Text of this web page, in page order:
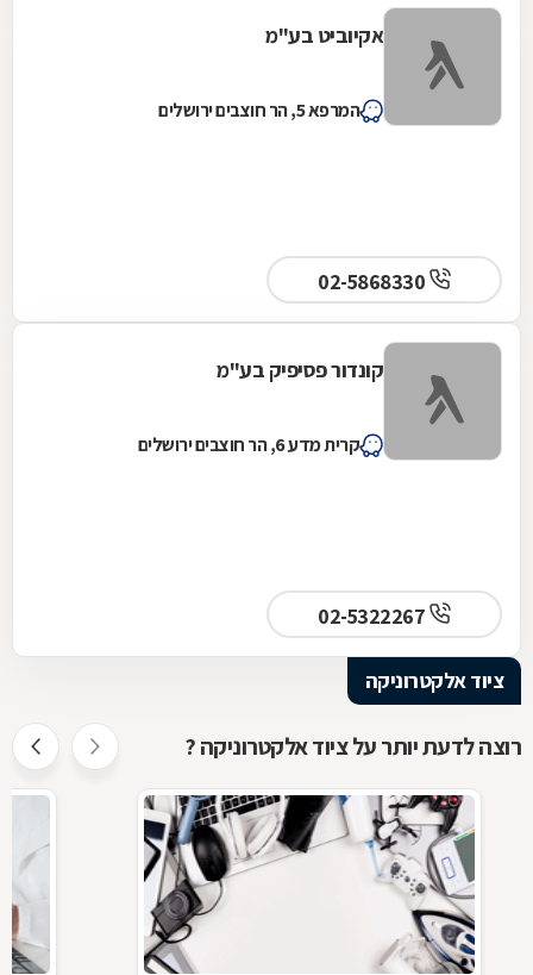
אקיוביט בע"מ
המרפא 5, הר חוצבים ירושלים
קונדור פסיפיק בע"מ
קרית מדע 6, הר חוצבים ירושלים
ציוד אלקטרוניקה
רוצה לדעת יותר על ציוד אלקטרוניקה ?